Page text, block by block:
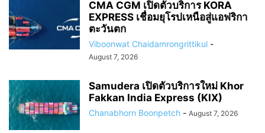
CMA CGM เปิดตัวบริการ KORA
EXPRESS เชื่อมยุโรปเหนือสู่แอฟริกา
ตะวันตก
Viboonwat Chaidamrongrittikul -
August 7, 2026
Samudera เปิดตัวบริการใหม่ Khor
Fakkan India Express (KIX)
Chanabhorn Boonpetch - August 7, 2026